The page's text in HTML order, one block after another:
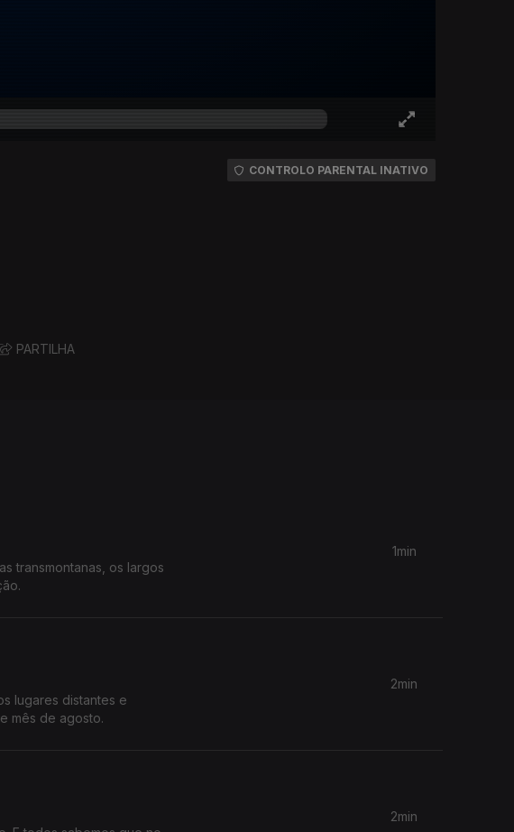
CONTROLO PARENTAL INATIVO
PARTILHA
transmontanas, os largos
1min
lugares distantes e
mês de agosto.
2min
2min